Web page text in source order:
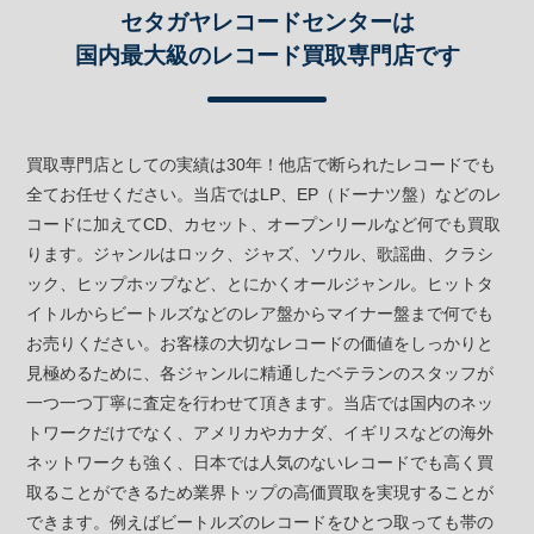
セタガヤレコードセンターは
国内最大級のレコード買取専門店です
買取専門店としての実績は30年！他店で断られたレコードでも
全てお任せください。当店ではLP、EP（ドーナツ盤）などのレ
コードに加えてCD、カセット、オープンリールなど何でも買取
ります。ジャンルはロック、ジャズ、ソウル、歌謡曲、クラシ
ック、ヒップホップなど、とにかくオールジャンル。ヒットタ
イトルからビートルズなどのレア盤からマイナー盤まで何でも
お売りください。お客様の大切なレコードの価値をしっかりと
見極めるために、各ジャンルに精通したベテランのスタッフが
一つ一つ丁寧に査定を行わせて頂きます。当店では国内のネッ
トワークだけでなく、アメリカやカナダ、イギリスなどの海外
ネットワークも強く、日本では人気のないレコードでも高く買
取ることができるため業界トップの高価買取を実現することが
できます。例えばビートルズのレコードをひとつ取っても帯の